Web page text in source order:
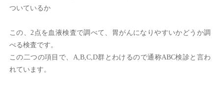
ついているか
この、2点を血液検査で調べて、胃がんになりやすいかどうか調
べる検査です。
この二つの項目で、A,B,C,D群とわけるので通称ABC検診と言わ
れています。